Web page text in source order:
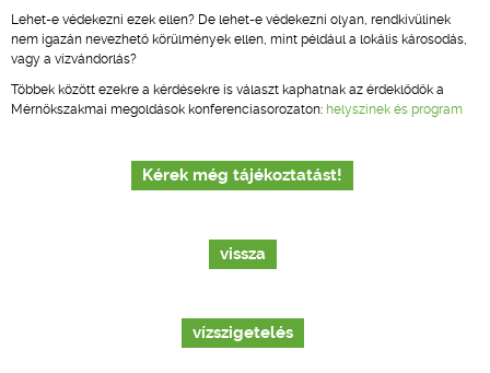
Lehet-e védekezni ezek ellen? De lehet-e védekezni olyan, rendkívülinek
nem igazán nevezhető körülmények ellen, mint például a lokális károsodás,
vagy a vízvándorlás?
Többek között ezekre a kérdésekre is választ kaphatnak az érdeklődők a
Mérnökszakmai megoldások konferenciasorozaton: helyszínek és program
Kérek még tájékoztatást!
vissza
vízszigetelés